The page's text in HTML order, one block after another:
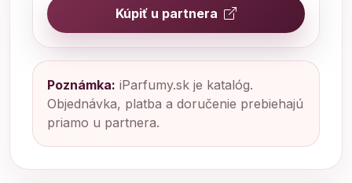
Kúpiť u partnera
Poznámka: iParfumy.sk je katalóg.
Objednávka, platba a doručenie prebiehajú
priamo u partnera.